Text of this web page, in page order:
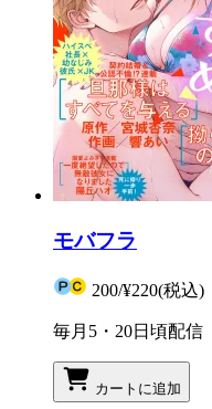
モバフラ
200/¥220(税込)
毎月5・20日頃配信
カートに追加